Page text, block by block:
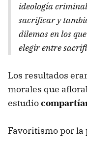
ideología
sacrificar y
dilemas en los
elegir entre
Los resultados
morales que
estudio
Favoritismo por la